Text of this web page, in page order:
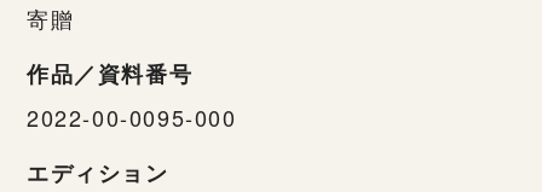
寄贈
作品／資料番号
2022-00-0095-000
エディション